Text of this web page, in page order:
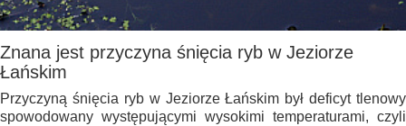
Znana jest przyczyna śnięcia ryb w Jeziorze
Łańskim
Przyczyną śnięcia ryb w Jeziorze Łańskim był deficyt tlenowy
spowodowany występującymi wysokimi temperaturami, czyli